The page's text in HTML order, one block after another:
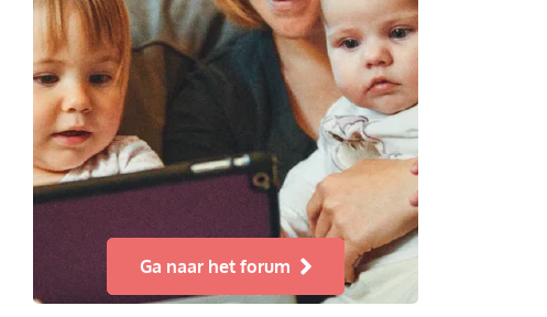
Ga naar het forum